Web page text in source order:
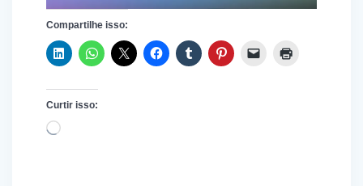
Compartilhe isso:
Curtir isso:
Carregando...